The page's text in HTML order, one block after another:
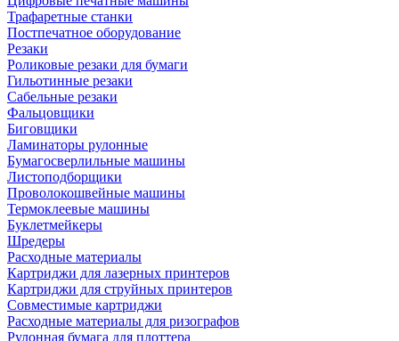
Трафаретные станки
Постпечатное оборудование
Резаки
Роликовые резаки для бумаги
Гильотинные резаки
Сабельные резаки
Фальцовщики
Биговщики
Ламинаторы рулонные
Бумагосверлильные машины
Листоподборщики
Проволокошвейные машины
Термоклеевые машины
Буклетмейкеры
Шредеры
Расходные материалы
Картриджи для лазерных принтеров
Картриджи для струйных принтеров
Совместимые картриджи
Расходные материалы для ризографов
Рулонная бумага для плоттера